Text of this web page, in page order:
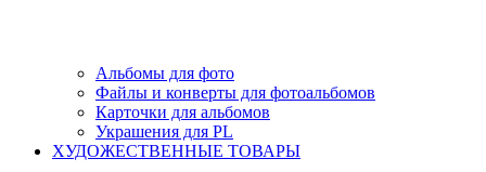
Альбомы для фото
Файлы и конверты для фотоальбомов
Карточки для альбомов
Украшения для PL
ХУДОЖЕСТВЕННЫЕ ТОВАРЫ